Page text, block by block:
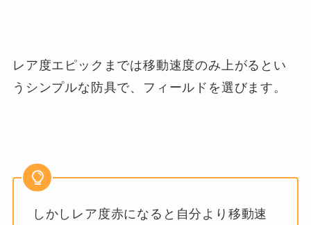
レア度エピックまでは移動速度のみ上がるとい
うシンプルな防具で、フィールドを選びます。
しかしレア度赤になると自分より移動速